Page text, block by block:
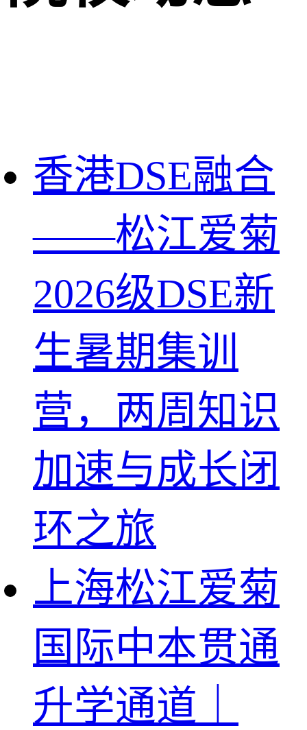
香港DSE融合
——松江爱菊
2026级DSE新
生暑期集训
营，两周知识
加速与成长闭
环之旅
上海松江爱菊
国际中本贯通
升学通道｜